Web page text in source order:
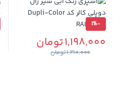
-
1%
1,198,000تومان
1,210,000تومان